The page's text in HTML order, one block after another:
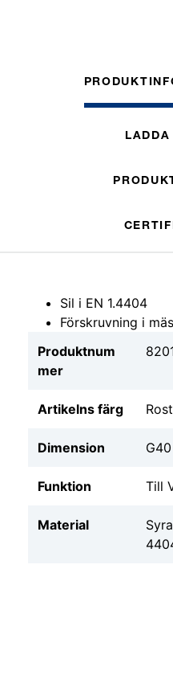
LADDA
Sil i EN 1.4404
Förskruvning i
Produktnum
mer
Artikelns färg
Dimension G40
Funktion Till
Material